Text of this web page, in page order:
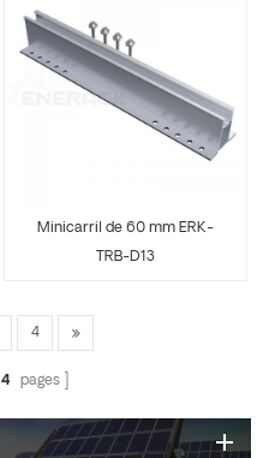
Minicarril de 60 mm ERK-
TRB-D13
4
4 pages